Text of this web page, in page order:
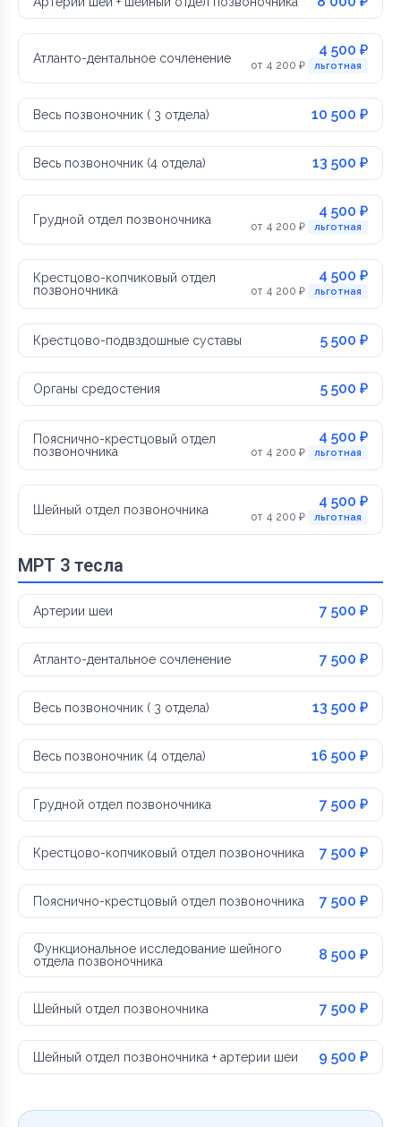
Атланто-дентальное сочленение 4 500 ₽
от 4 200 ₽ льготная
Весь позвоночник ( 3 отдела) 10 500 ₽
Весь позвоночник (4 отдела) 13 500 ₽
Грудной отдел позвоночника 4 500 ₽
от 4 200 ₽ льготная
Крестцово-копчиковый отдел
позвоночника
4 500 ₽
от 4 200 ₽ льготная
Крестцово-подвздошные суставы 5 500 ₽
Органы средостения 5 500 ₽
Пояснично-крестцовый отдел
позвоночника
4 500 ₽
от 4 200 ₽ льготная
Шейный отдел позвоночника 4 500 ₽
от 4 200 ₽ льготная
МРТ 3 тесла
Артерии шеи 7 500 ₽
Атланто-дентальное сочленение 7 500 ₽
Весь позвоночник ( 3 отдела) 13 500 ₽
Весь позвоночник (4 отдела) 16 500 ₽
Грудной отдел позвоночника 7 500 ₽
Крестцово-копчиковый отдел позвоночника 7 500 ₽
Пояснично-крестцовый отдел позвоночника 7 500 ₽
Функциональное исследование шейного
отдела позвоночника
8 500 ₽
Шейный отдел позвоночника 7 500 ₽
Шейный отдел позвоночника + артерии шеи 9 500 ₽